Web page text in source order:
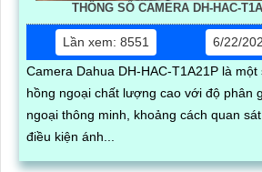
THÔNG SỐ CAMERA DH-HAC-
Lần xem: 8551
6/22/
Camera Dahua DH-HAC-T1A21P là
hồng ngoại chất lượng cao với độ phân
ngoại thông minh, khoảng cách quan
điều kiện ánh...